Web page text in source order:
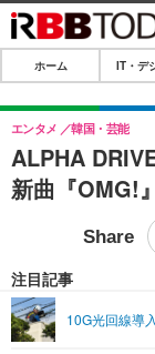
ホーム
IT・デジタル
IT・デジタル
ショッピ
SPEED TEST
エンタメ
ライフTOP
リリース一覧
ホーム IT・デ
ALPHA
新曲『OMG!
エンタメ 韓国・芸能
注目記事
10G光回線導